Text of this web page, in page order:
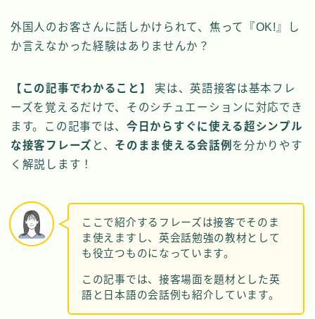
外国人のお客さんに話しかけられて、焦って『OK!』し
か言えなかった経験はありませんか？
【この記事でわかること】
実は、英語接客は基本フレ
ーズを覚えるだけで、そのシチュエーションに対応でき
ます。この記事では、 今日からすぐに使える超シンプル
な接客フレーズ と、 そのまま使える会話例 を分かりやす
く解説します！
ここで紹介するフレーズは接客でそのま
ま使えますし、英会話勉強の教材として
も役立つものになっています。
この記事では、接客場面を題材とした英
語と日本語の会話例も紹介しています。